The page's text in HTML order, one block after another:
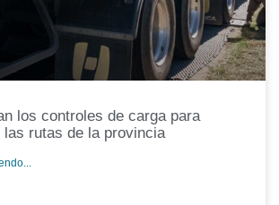
los controles de carga para
las rutas de la provincia